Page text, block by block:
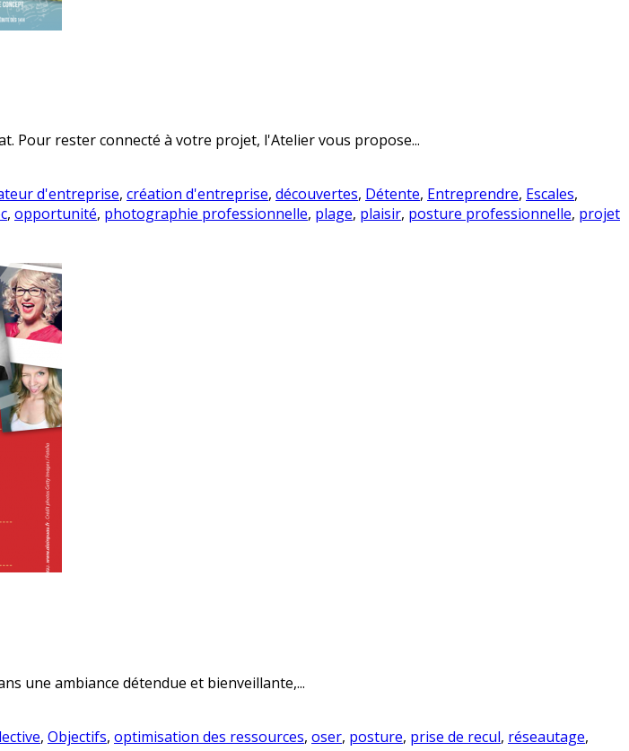
Pour rester connecté à votre projet, l'Atelier vous propose...
d'entreprise, création d'entreprise, découvertes, Détente, Entreprendre, Escales,
, opportunité, photographie professionnelle, plage, plaisir, posture professionnelle, projet
une ambiance détendue et bienveillante,...
, Objectifs, optimisation des ressources, oser, posture, prise de recul, réseautage,